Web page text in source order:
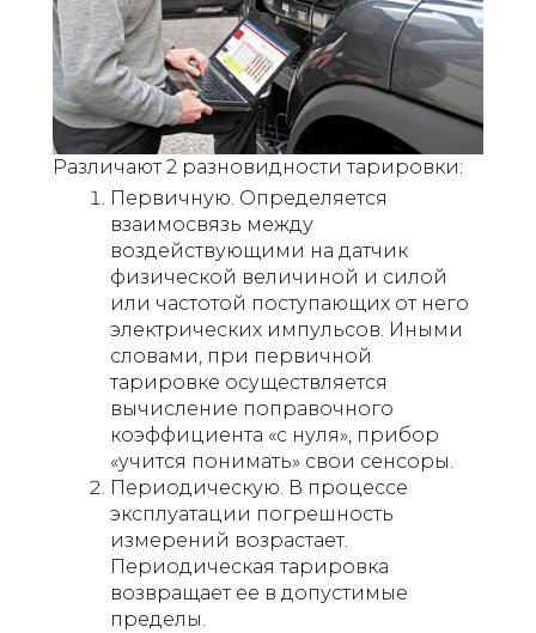
Различают 2 разновидности тарировки:
Первичную. Определяется
взаимосвязь между
воздействующими на датчик
физической величиной и силой
или частотой поступающих от него
электрических импульсов. Иными
словами, при первичной
тарировке осуществляется
вычисление поправочного
коэффициента «с нуля», прибор
«учится понимать» свои сенсоры.
Периодическую. В процессе
эксплуатации погрешность
измерений возрастает.
Периодическая тарировка
возвращает ее в допустимые
пределы.